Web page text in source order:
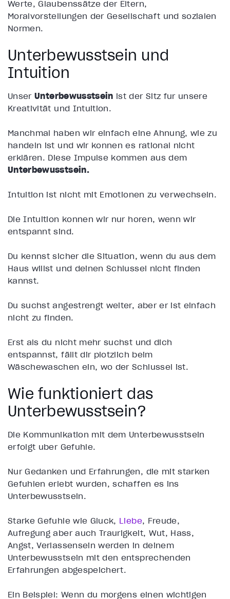
Werte, Glaubenssätze der Eltern,
Moralvorstellungen der Gesellschaft und sozialen
Normen.
Unterbewusstsein und
Intuition
UnserUnterbewusstsein ist der Sitz für unsere
Kreativität und Intuition.
Manchmal haben wir einfach eine Ahnung, wie zu
handeln ist und wir können es rational nicht
erklären. Diese Impulse kommen aus dem
Unterbewusstsein.
Intuition ist nicht mit Emotionen zu verwechseln.
Die Intuition können wir nur hören, wenn wir
entspannt sind.
Du kennst sicher die Situation, wenn du aus dem
Haus willst und deinen Schlüssel nicht finden
kannst.
Du suchst angestrengt weiter, aber er ist einfach
nicht zu finden.
Erst als du nicht mehr suchst und dich
entspannst, fällt dir plötzlich beim
Wäschewaschen ein, wo der Schlüssel ist.
Wie funktioniert das
Unterbewusstsein?
Die Kommunikation mit dem Unterbewusstsein
erfolgt über Gefühle.
Nur Gedanken und Erfahrungen, die mit starken
Gefühlen erlebt wurden, schaffen es ins
Unterbewusstsein.
Starke Gefühle wie Glück, Liebe, Freude,
Aufregung aber auch Traurigkeit, Wut, Hass,
Angst, Verlassensein werden in deinem
Unterbewusstsein mit den entsprechenden
Erfahrungen abgespeichert.
Ein Beispiel: Wenn du morgens einen wichtigen